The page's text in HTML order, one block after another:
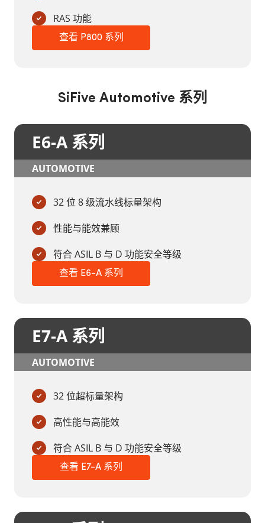
RAS 功能
查看 P800 系列
SiFive Automotive 系列
E6-A 系列
AUTOMOTIVE
32 位 8 级流水线标量架构
性能与能效兼顾
符合 ASIL B 与 D 功能安全等级
查看 E6-A 系列
E7-A 系列
AUTOMOTIVE
32 位超标量架构
高性能与高能效
符合 ASIL B 与 D 功能安全等级
查看 E7-A 系列